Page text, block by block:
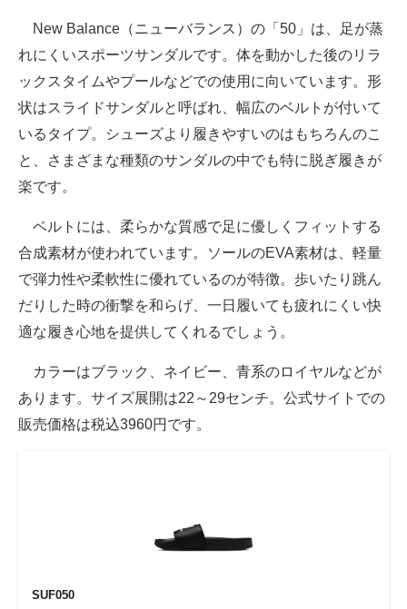
New Balance（ニューバランス）の「50」は、足が蒸
れにくいスポーツサンダルです。体を動かした後のリラ
ックスタイムやプールなどでの使用に向いています。形
状はスライドサンダルと呼ばれ、幅広のベルトが付いて
いるタイプ。シューズより履きやすいのはもちろんのこ
と、さまざまな種類のサンダルの中でも特に脱ぎ履きが
楽です。
ベルトには、柔らかな質感で足に優しくフィットする
合成素材が使われています。ソールのEVA素材は、軽量
で弾力性や柔軟性に優れているのが特徴。歩いたり跳ん
だりした時の衝撃を和らげ、一日履いても疲れにくい快
適な履き心地を提供してくれるでしょう。
カラーはブラック、ネイビー、青系のロイヤルなどが
あります。サイズ展開は22～29センチ。公式サイトでの
販売価格は税込3960円です。
SUF050